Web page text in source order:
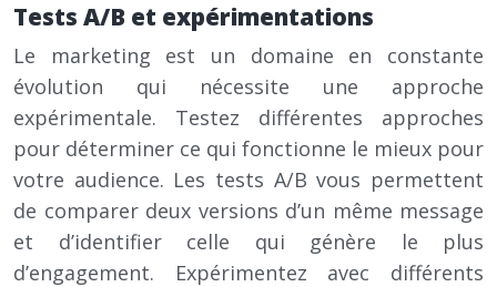
Tests A/B et expérimentations
Le marketing est un domaine en constante
évolution qui nécessite une approche
expérimentale. Testez différentes approches
pour déterminer ce qui fonctionne le mieux pour
votre audience. Les tests A/B vous permettent
de comparer deux versions d’un même message
et d’identifier celle qui génère le plus
d’engagement. Expérimentez avec différents